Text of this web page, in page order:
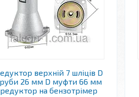
верхній 7 шліців D
26 мм D муфти 66 мм
редуктор на бензотрімер